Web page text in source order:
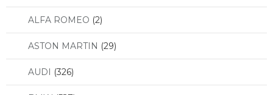
ALFA ROMEO (2)
ASTON MARTIN (29)
AUDI (326)